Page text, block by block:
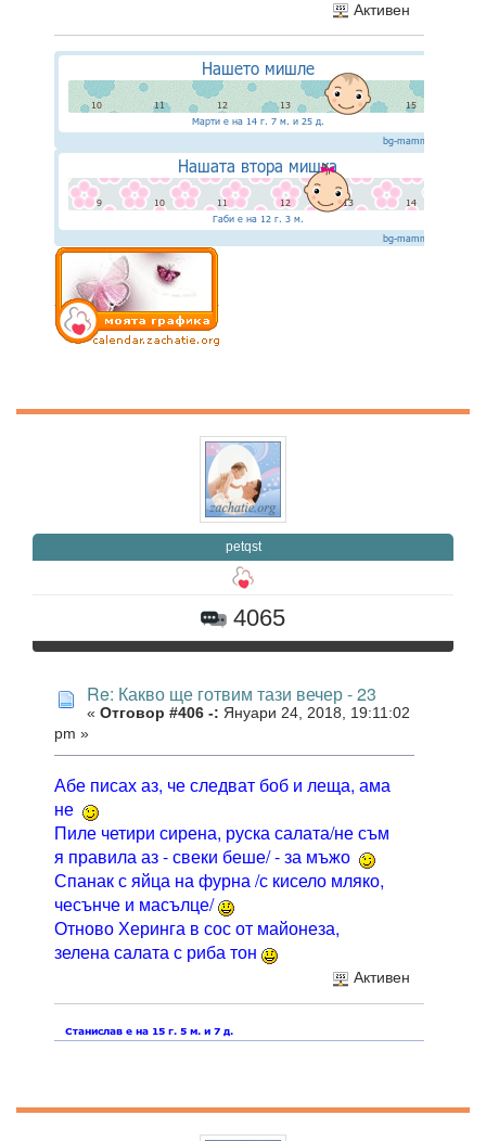
Активен
petqst
4065
Re: Какво ще готвим тази вечер - 23
« Отговор #406 -: Януари 24, 2018, 19:11:02
pm »
Абе писах аз, че следват боб и леща, ама
не
Пиле четири сирена, руска салата/не съм
я правила аз - свеки беше/ - за мъжо
Спанак с яйца на фурна /с кисело мляко,
чесънче и масълце/
Отново Херинга в сос от майонеза,
зелена салата с риба тон
Активен